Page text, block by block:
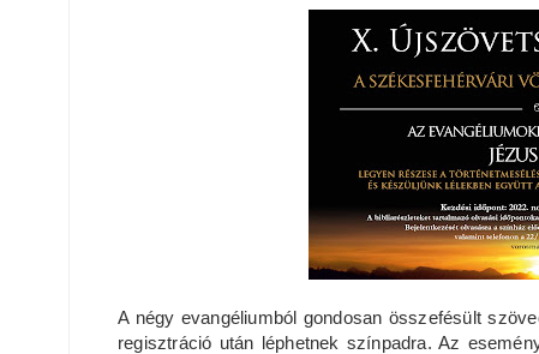
A négy evangéliumból gondosan összefésült
regisztráció után léphetnek színpadra. Az